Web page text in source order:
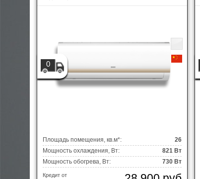
0
Площадь помещения, кв.м*:
26
Мощность охлаждения, Вт:
821 Вт
Мощность обогрева, Вт:
730 Вт
Кредит от